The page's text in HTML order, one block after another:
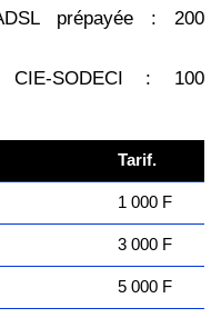
prépayée : 200
CIE-SODECI : 100
Tarif.
1 000 F
3 000 F
5 000 F